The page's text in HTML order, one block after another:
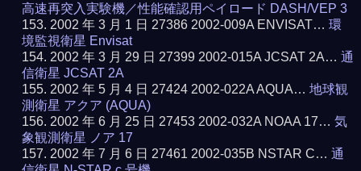
高速再突入実験機／性能確認用ペイロード DASH/VEP 3
2002 年 3 月 1 日 27386 2002-009A ENVISAT…環
境監視衛星 Envisat
2002 年 3 月 29 日 27399 2002-015A JCSAT 2A…通
信衛星 JCSAT 2A
2002 年 5 月 4 日 27424 2002-022A AQUA…地球観
測衛星 アクア (AQUA)
2002 年 6 月 25 日 27453 2002-032A NOAA 17…気
象観測衛星 ノア 17
2002 年 7 月 6 日 27461 2002-035B NSTAR C…通